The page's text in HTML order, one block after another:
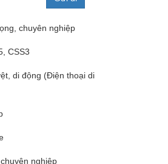
chuyên nghiệp
CSS3
di động (Điện thoại di
nghiệp